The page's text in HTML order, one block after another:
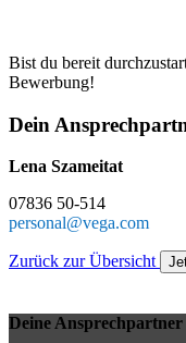
Bist du bereit
Bewerbung!
Dein
Lena Szameitat
07836 50-514
personal@vega.com
Zurück zur Übersicht
Deine Ansprechpartner